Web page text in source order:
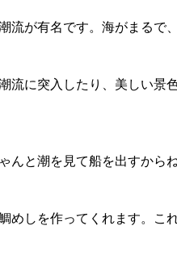
が有名です。海がまるで
に突入したり、美しい景
んと潮を見て船を出すか
めしを作ってくれます。